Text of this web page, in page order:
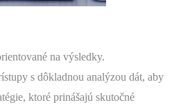
na výsledky.
s dôkladnou analýzou dát, aby
ktoré prinášajú skutočné